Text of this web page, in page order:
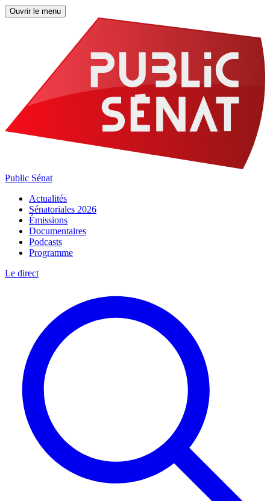
Ouvrir le menu
Public Sénat
Actualités
Sénatoriales 2026
Émissions
Documentaires
Podcasts
Programme
Le direct